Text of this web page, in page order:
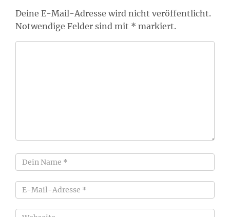
Deine E-Mail-Adresse wird nicht veröffentlicht.
Notwendige Felder sind mit * markiert.